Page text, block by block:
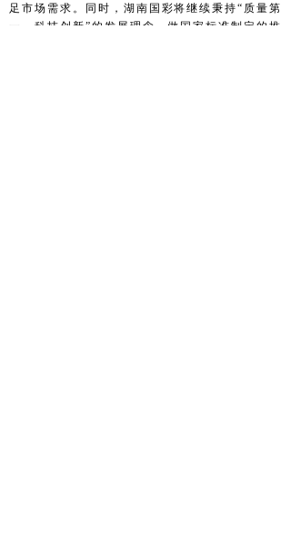
足市场需求。同时，湖南国彩将继续秉持“质量第
一，科技创新”的发展理念，做国家标准制定的推